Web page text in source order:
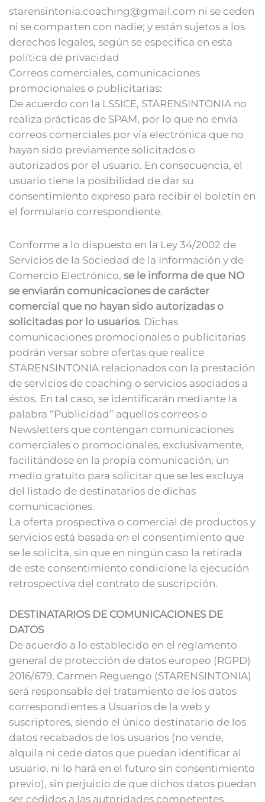
starensintonia.coaching@gmail.com ni se ceden
ni se comparten con nadie; y están sujetos a los
derechos legales, según se especifica en esta
política de privacidad
Correos comerciales, comunicaciones
promocionales o publicitarias:
De acuerdo con la LSSICE, STARENSINTONIA no
realiza prácticas de SPAM, por lo que no envía
correos comerciales por vía electrónica que no
hayan sido previamente solicitados o
autorizados por el usuario. En consecuencia, el
usuario tiene la posibilidad de dar su
consentimiento expreso para recibir el boletín en
el formulario correspondiente.
Conforme a lo dispuesto en la Ley 34/2002 de
Servicios de la Sociedad de la Información y de
Comercio Electrónico, se le informa de que NO
se enviarán comunicaciones de carácter
comercial que no hayan sido autorizadas o
solicitadas por lo usuarios. Dichas
comunicaciones promocionales o publicitarias
podrán versar sobre ofertas que realice
STARENSINTONIA relacionados con la prestación
de servicios de coaching o servicios asociados a
éstos. En tal caso, se identificarán mediante la
palabra “Publicidad” aquellos correos o
Newsletters que contengan comunicaciones
comerciales o promocionales, exclusivamente,
facilitándose en la propia comunicación, un
medio gratuito para solicitar que se les excluya
del listado de destinatarios de dichas
comunicaciones.
La oferta prospectiva o comercial de productos y
servicios está basada en el consentimiento que
se le solicita, sin que en ningún caso la retirada
de este consentimiento condicione la ejecución
retrospectiva del contrato de suscripción.
DESTINATARIOS DE COMUNICACIONES DE
DATOS
De acuerdo a lo establecido en el reglamento
general de protección de datos europeo (RGPD)
2016/679, Carmen Reguengo (STARENSINTONIA)
será responsable del tratamiento de los datos
correspondientes a Usuarios de la web y
suscriptores, siendo el único destinatario de los
datos recabados de los usuarios (no vende,
alquila ni cede datos que puedan identificar al
usuario, ni lo hará en el futuro sin consentimiento
previo), sin perjuicio de que dichos datos puedan
ser cedidos a las autoridades competentes